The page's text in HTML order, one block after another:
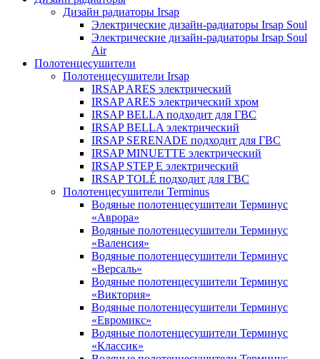
Дизайн радиаторы Irsap
Электрические дизайн-радиаторы Irsap Soul
Электрические дизайн-радиаторы Irsap Soul
Air
Полотенцесушители
Полотенцесушители Irsap
IRSAP ARES электрический
IRSAP ARES электрический хром
IRSAP BELLA подходит для ГВС
IRSAP BELLA электрический
IRSAP SERENADE подходит для ГВС
IRSAP MINUETTE электрический
IRSAP STEP E электрический
IRSAP TOLÉ подходит для ГВС
Полотенцесушители Terminus
Водяные полотенцесушители Терминус
«Аврора»
Водяные полотенцесушители Терминус
«Валенсия»
Водяные полотенцесушители Терминус
«Версаль»
Водяные полотенцесушители Терминус
«Виктория»
Водяные полотенцесушители Терминус
«Евромикс»
Водяные полотенцесушители Терминус
«Классик»